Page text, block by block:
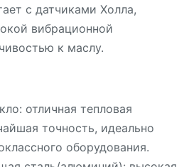
с датчиками Холла,
вибрационной
к маслу.
отличная тепловая
точность, идеально
оборудования.